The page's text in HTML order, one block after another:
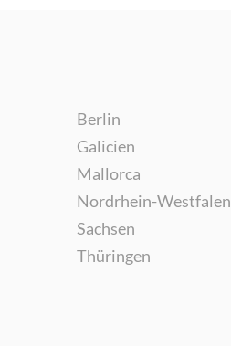
Berlin
Galicien
Mallorca
Nordrhein-Westfalen
Sachsen
Thüringen